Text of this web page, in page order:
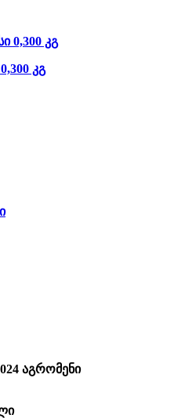
კგ
აგრომენი